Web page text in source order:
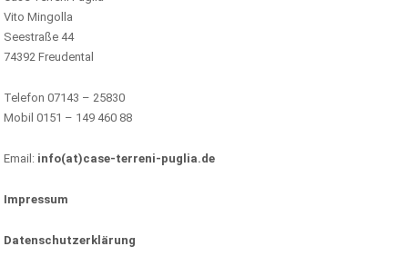
Vito Mingolla
Seestraße 44
74392 Freudental
Telefon 07143 – 25830
Mobil 0151 – 149 460 88
Email: info(at)case-terreni-puglia.de
Impressum
Datenschutzerklärung